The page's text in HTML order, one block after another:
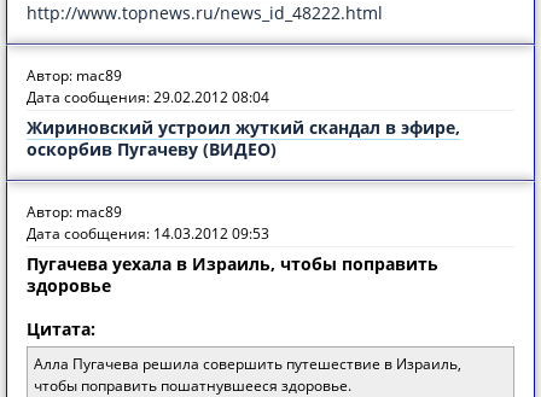
http://www.topnews.ru/news_id_48222.html
Автор: mac89
Дата сообщения: 29.02.2012 08:04
Жириновский устроил жуткий скандал в эфире,
оскорбив Пугачеву (ВИДЕО)
Автор: mac89
Дата сообщения: 14.03.2012 09:53
Пугачева уехала в Израиль, чтобы поправить
здоровье
Цитата:
Алла Пугачева решила совершить путешествие в Израиль,
чтобы поправить пошатнувшееся здоровье.